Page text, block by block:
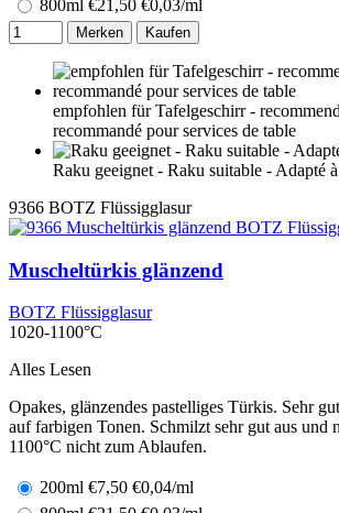
800ml €21,50 €0,03/ml
Merken Kaufen
empfohlen für Tafelgeschirr -
recommandé pour services de table
Raku geeignet - Raku suitable - Adapté
9366 BOTZ Flüssigglasur
Muscheltürkis glänzend
BOTZ Flüssigglasur
1020-1100°C
Alles Lesen
Opakes, glänzendes pastelliges Türkis. Sehr
auf farbigen Tonen. Schmilzt sehr gut aus und
1100°C nicht zum Ablaufen.
200ml €7,50 €0,04/ml